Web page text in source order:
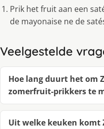
Prik het fruit aan een
de mayonaise ne de
Veelgestelde
Hoe lang duurt het om
zomerfruit-prikkers te
Uit welke keuken komt